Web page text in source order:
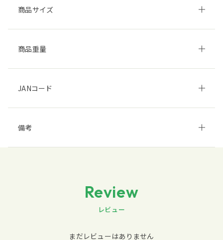
商品サイズ
商品重量
JANコード
備考
Review
レビュー
まだレビューはありません